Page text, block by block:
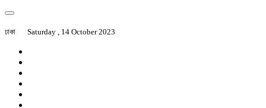
ঢাকা Saturday , 14 October 2023